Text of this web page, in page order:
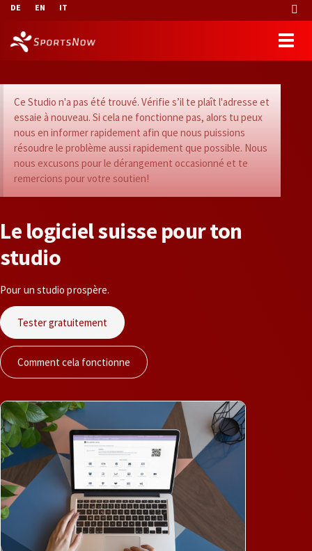
DE EN IT
Ce Studio n'a pas été trouvé. Vérifie s’il te plaît l'adresse et
essaie à nouveau. Si cela ne fonctionne pas, alors tu peux
nous en informer rapidement afin que nous puissions
résoudre le problème aussi rapidement que possible. Nous
nous excusons pour le dérangement occasionné et te
remercions pour votre soutien!
Le logicielsuisse pourton
studio
Pour un studio prospère.
Tester gratuitement
Comment cela fonctionne